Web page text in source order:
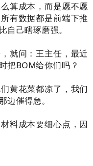
算成本，而是愿不愿
有数据都是前端下推
自己瞎琢磨强。
就问：王主任，最近
把BOM给你们吗？
黄花菜都凉了，我们
边催得急。
料成本要细心点，因